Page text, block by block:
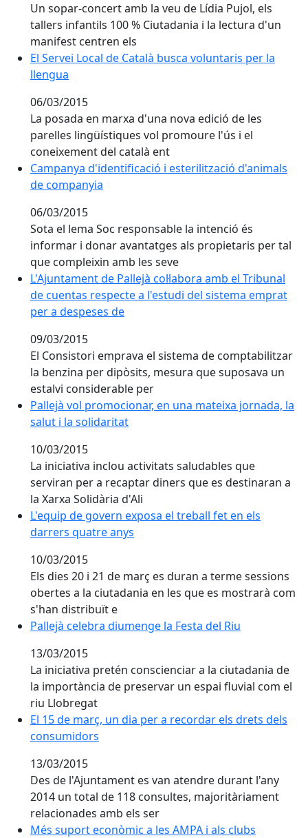
Un sopar-concert amb la veu de Lídia Pujol, els
tallers infantils 100 % Ciutadania i la lectura d'un
manifest centren els
El Servei Local de Català busca voluntaris per la
El Servei Local de Català busca voluntaris per la
llengua
06/03/2015
La posada en marxa d'una nova edició de les
parelles lingüístiques vol promoure l'ús i el
coneixement del català ent
Campanya d'identificació i esterilització d'animals de
Campanya d'identificació i esterilització d'animals
de companyia
06/03/2015
Sota el lema Soc responsable la intenció és
informar i donar avantatges als propietaris per tal
que compleixin amb les seve
L'Ajuntament de Pallejà col·labora amb el Tribunal
L'Ajuntament de Pallejà col·labora amb el Tribunal
de cuentas respecte a l'estudi del sistema emprat
per a despeses de
09/03/2015
El Consistori emprava el sistema de comptabilitzar
la benzina per dipòsits, mesura que suposava un
estalvi considerable per
Pallejà vol promocionar, en una mateixa jornada, la
Pallejà vol promocionar, en una mateixa jornada, la
salut i la solidaritat
10/03/2015
La iniciativa inclou activitats saludables que
serviran per a recaptar diners que es destinaran a
la Xarxa Solidària d'Ali
L'equip de govern exposa el treball fet en els darrers
L'equip de govern exposa el treball fet en els
darrers quatre anys
10/03/2015
Els dies 20 i 21 de març es duran a terme sessions
obertes a la ciutadania en les que es mostrarà com
s'han distribuït e
Pallejà celebra diumenge la Festa del Riu
Pallejà celebra diumenge la Festa del Riu
13/03/2015
La iniciativa pretén conscienciar a la ciutadania de
la importància de preservar un espai fluvial com el
riu Llobregat
El 15 de març, un dia per a recordar els drets dels
El 15 de març, un dia per a recordar els drets dels
consumidors
13/03/2015
Des de l'Ajuntament es van atendre durant l'any
2014 un total de 118 consultes, majoritàriament
relacionades amb els ser
Més suport econòmic a les AMPA i als clubs esportius
Més suport econòmic a les AMPA i als clubs